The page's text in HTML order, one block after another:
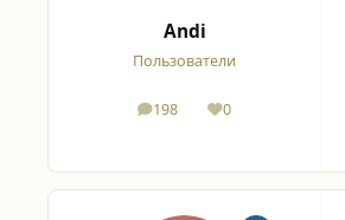
Andi
Пользователи
198
сообщения
0
Репутация